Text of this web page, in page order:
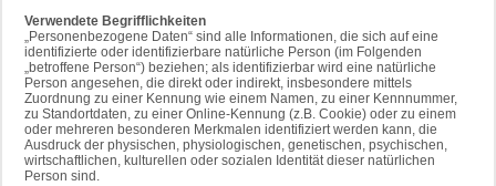
Verwendete Begrifflichkeiten
„Personenbezogene Daten“ sind alle Informationen, die sich auf eine
identifizierte oder identifizierbare natürliche Person (im Folgenden
„betroffene Person“) beziehen; als identifizierbar wird eine natürliche
Person angesehen, die direkt oder indirekt, insbesondere mittels
Zuordnung zu einer Kennung wie einem Namen, zu einer Kennnummer,
zu Standortdaten, zu einer Online-Kennung (z.B. Cookie) oder zu einem
oder mehreren besonderen Merkmalen identifiziert werden kann, die
Ausdruck der physischen, physiologischen, genetischen, psychischen,
wirtschaftlichen, kulturellen oder sozialen Identität dieser natürlichen
Person sind.